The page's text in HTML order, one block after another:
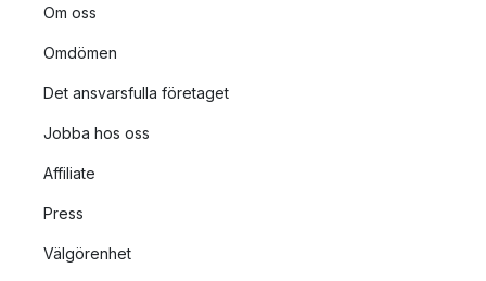
Om oss
Omdömen
Det ansvarsfulla företaget
Jobba hos oss
Affiliate
Press
Välgörenhet